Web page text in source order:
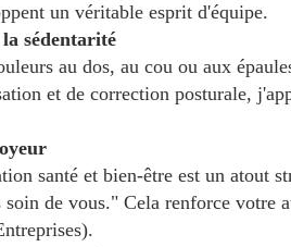
un véritable esprit d'équipe.
sédentarité
au dos, au cou ou aux
et de correction posturale,
santé et bien-être est un atout
de vous." Cela renforce votre